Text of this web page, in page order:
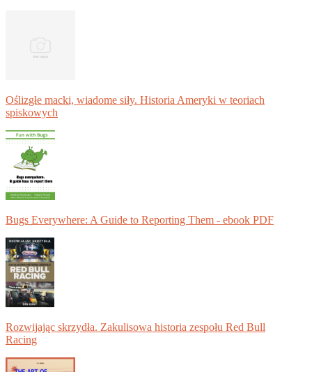
Oślizgłe macki, wiadome siły. Historia Ameryki w teoriach
spiskowych
Bugs Everywhere: A Guide to Reporting Them - ebook PDF
Rozwijając skrzydła. Zakulisowa historia zespołu Red Bull
Racing